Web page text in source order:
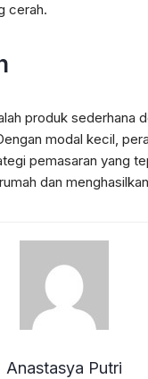
cerah.
produk sederhana
modal kecil,
pemasaran yang
dan
Anastasya Putri